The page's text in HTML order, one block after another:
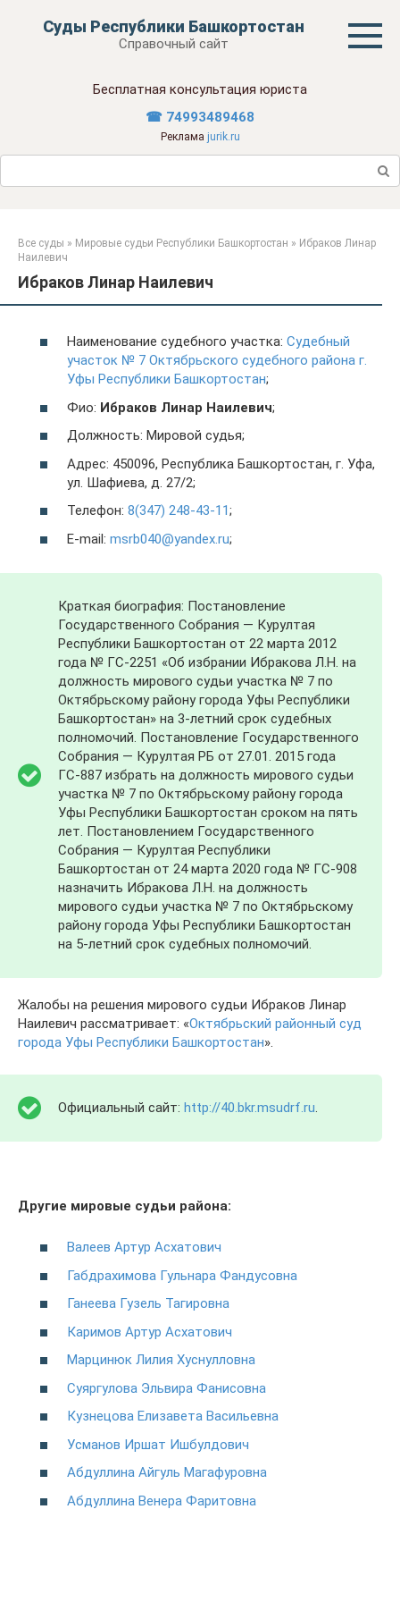
Суды Республики Башкортостан
Справочный сайт
Бесплатная консультация юриста
☎ 74993489468
Реклама jurik.ru
Поиск:
Все суды » Мировые судьи Республики Башкортостан » Ибраков Линар
Наилевич
Ибраков Линар Наилевич
Наименование судебного участка: Судебный
участок № 7 Октябрьского судебного района г.
Уфы Республики Башкортостан;
Фио: Ибраков Линар Наилевич;
Должность: Мировой судья;
Адрес: 450096, Республика Башкортостан, г. Уфа,
ул. Шафиева, д. 27/2;
Телефон: 8(347) 248-43-11;
E-mail: msrb040@yandex.ru;
Краткая биография: Постановление
Государственного Собрания — Курултая
Республики Башкортостан от 22 марта 2012
года № ГС-2251 «Об избрании Ибракова Л.Н. на
должность мирового судьи участка № 7 по
Октябрьскому району города Уфы Республики
Башкортостан» на 3-летний срок судебных
полномочий. Постановление Государственного
Собрания — Курултая РБ от 27.01. 2015 года
ГС-887 избрать на должность мирового судьи
участка № 7 по Октябрьскому району города
Уфы Республики Башкортостан сроком на пять
лет. Постановлением Государственного
Собрания — Курултая Республики
Башкортостан от 24 марта 2020 года № ГС-908
назначить Ибракова Л.H. на должность
мирового судьи участка № 7 по Октябрьскому
району города Уфы Республики Башкортостан
на 5-летний срок судебных полномочий.
Жалобы на решения мирового судьи Ибраков Линар
Наилевич рассматривает: «Октябрьский районный суд
города Уфы Республики Башкортостан».
Официальный сайт: http://40.bkr.msudrf.ru
Другие мировые судьи района:
Валеев Артур Асхатович
Габдрахимова Гульнара Фандусовна
Ганеева Гузель Тагировна
Каримов Артур Асхатович
Марцинюк Лилия Хуснулловна
Суяргулова Эльвира Фанисовна
Кузнецова Елизавета Васильевна
Усманов Иршат Ишбулдович
Абдуллина Айгуль Магафуровна
Абдуллина Венера Фаритовна